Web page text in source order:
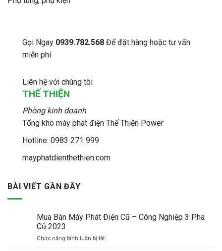
Gọi Ngay 0939.782.568 Để đặt hàng hoặc tư vấn
miễn phí
Liên hệ với chúng tôi
THẾ THIỆN
Phòng kinh doanh
Tổng kho máy phát điện Thế Thiện Power
Hotline: 0983 271 999
mayphatdienthethien.com
BÀI VIẾT GẦN ĐÂY
Mua Bán Máy Phát Điện Cũ – Công Nghiệp 3 Pha
Cũ 2023
Chức năng bình luận bị tắt